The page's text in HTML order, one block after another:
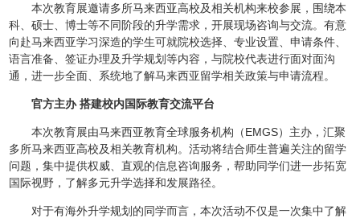
本次教育展邀请多所马来西亚高校及相关机构来校参展，围绕本
科、硕士、博士等不同阶段的升学需求，开展现场咨询与交流。有意
向赴马来西亚学习深造的学生可就院校选择、专业设置、申请条件、
语言准备、签证办理及升学规划等内容，与院校代表进行面对面沟
通，进一步全面、系统地了解马来西亚留学相关政策与申请流程。
官方主办 搭建校内国际教育交流平台
本次教育展由马来西亚教育全球服务机构（EMGS）主办，汇聚
多所马来西亚高校及相关教育机构。活动将结合师生普遍关注的留学
问题，集中提供权威、直观的信息咨询服务，帮助同学们进一步拓宽
国际视野，了解多元升学选择和发展路径。
对于有海外升学规划的同学而言，本次活动不仅是一次集中了解